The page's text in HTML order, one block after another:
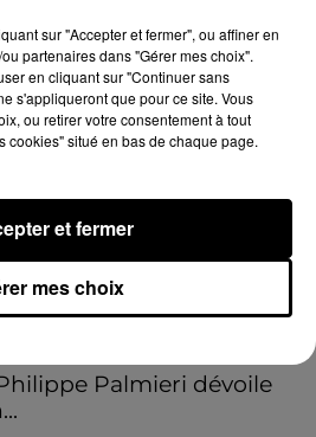
Voir plus
Palmieri dévoile
sur "Accepter et fermer", ou affiner en
partenaires dans "Gérer mes choix".
en cliquant sur "Continuer sans
s'appliqueront que pour ce site. Vous
ou retirer votre consentement à tout
cookies" situé en bas de chaque page.
mes choix
et fermer